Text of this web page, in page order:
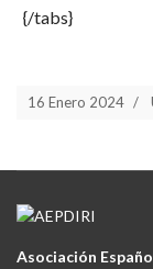
{/tabs}
16 Enero 2024
Asociación